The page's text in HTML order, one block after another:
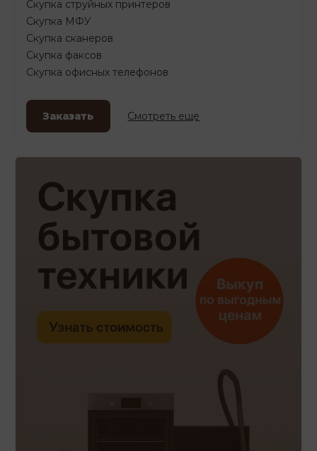
Скупка струйных принтеров
Скупка МФУ
Скупка сканеров
Скупка факсов
Скупка офисных телефонов
Заказать Смотреть еще